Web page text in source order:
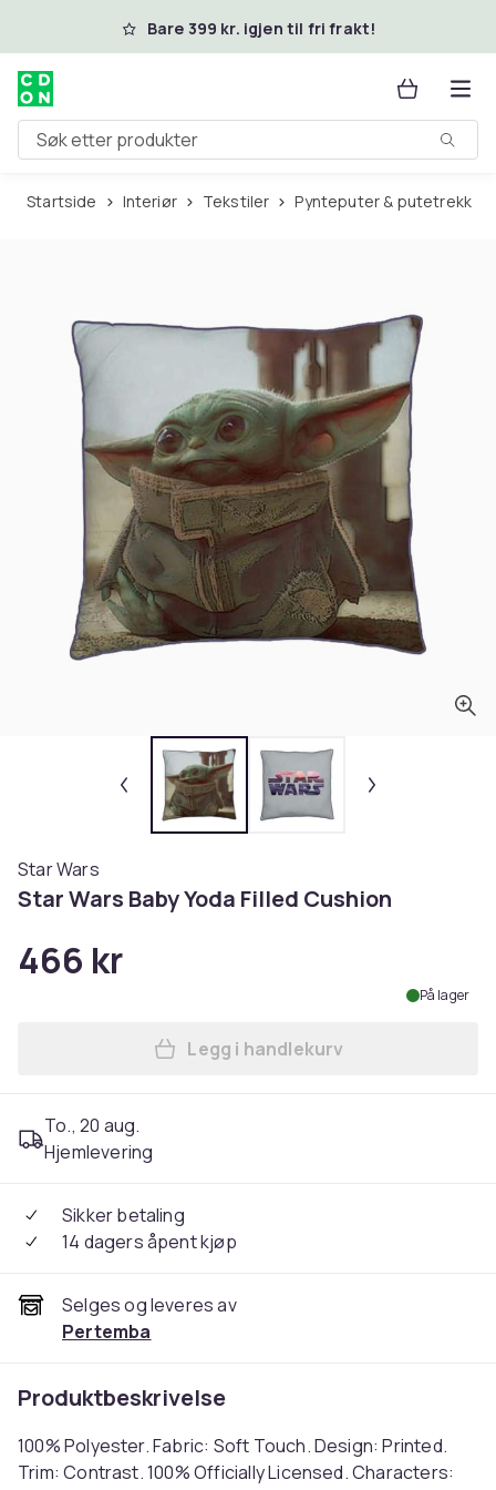
Hopp til hovedinnholdBare 399 kr. igjen til fri frakt!
Søk etter produkter
Startside Interiør Tekstiler Pynteputer & putetrekk
Star Wars
Star Wars Baby Yoda Filled Cushion
466 kr
På lager
Legg Star Wars Baby Yoda
Legg i handlekurv
To., 20 aug.
Hjemlevering
Sikker betaling
14 dagers åpent kjøp
Selges og leveres av
Pertemba
Produktbeskrivelse
100% Polyester. Fabric: Soft Touch. Design: Printed.
Trim: Contrast. 100% Officially Licensed. Characters: